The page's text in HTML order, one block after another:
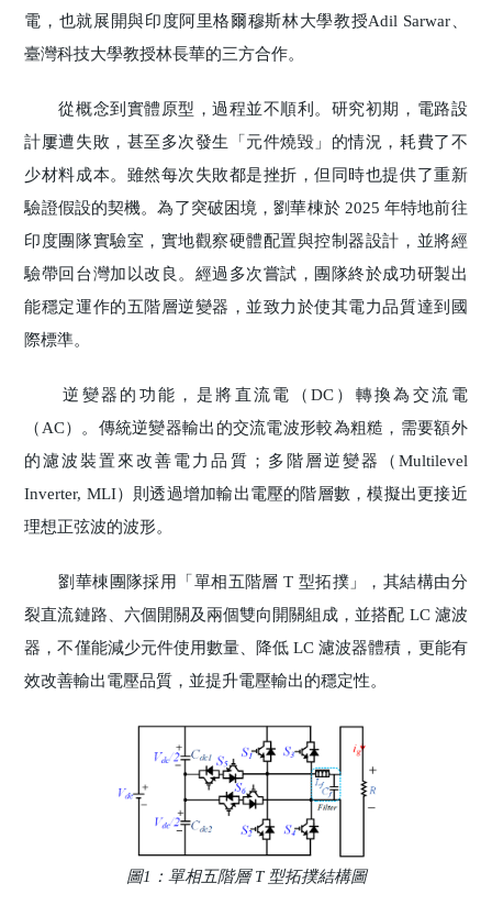
電，也就展開與印度阿里格爾穆斯林大學教授Adil Sarwar、
臺灣科技大學教授林長華的三方合作。
從概念到實體原型，過程並不順利。研究初期，電路設
計屢遭失敗，甚至多次發生「元件燒毀」的情況，耗費了不
少材料成本。雖然每次失敗都是挫折，但同時也提供了重新
驗證假設的契機。為了突破困境，劉華棟於 2025 年特地前往
印度團隊實驗室，實地觀察硬體配置與控制器設計，並將經
驗帶回台灣加以改良。經過多次嘗試，團隊終於成功研製出
能穩定運作的五階層逆變器，並致力於使其電力品質達到國
際標準。
逆變器的功能，是將直流電（DC）轉換為交流電
（AC）。傳統逆變器輸出的交流電波形較為粗糙，需要額外
的濾波裝置來改善電力品質；多階層逆變器（Multilevel
Inverter, MLI）則透過增加輸出電壓的階層數，模擬出更接近
理想正弦波的波形。
劉華棟團隊採用「單相五階層 T 型拓撲」，其結構由分
裂直流鏈路、六個開關及兩個雙向開關組成，並搭配 LC 濾波
器，不僅能減少元件使用數量、降低 LC 濾波器體積，更能有
效改善輸出電壓品質，並提升電壓輸出的穩定性。
圖1：單相五階層 T 型拓撲結構圖